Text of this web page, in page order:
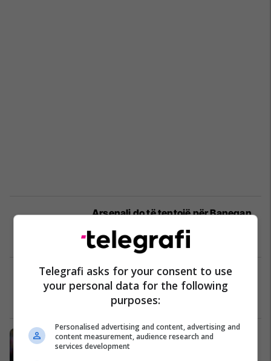
Arsenali do të tentojë për Banegan
Premier League 19/02/2019
Arsenali vazhdon interesimin për
Banegan
Premier League
Emery e do Banegan te Arsenali
Premier League
Telegrafi asks for your consent to use
your personal data for the following
purposes:
Personalised advertising and content, advertising and
content measurement, audience research and
services development